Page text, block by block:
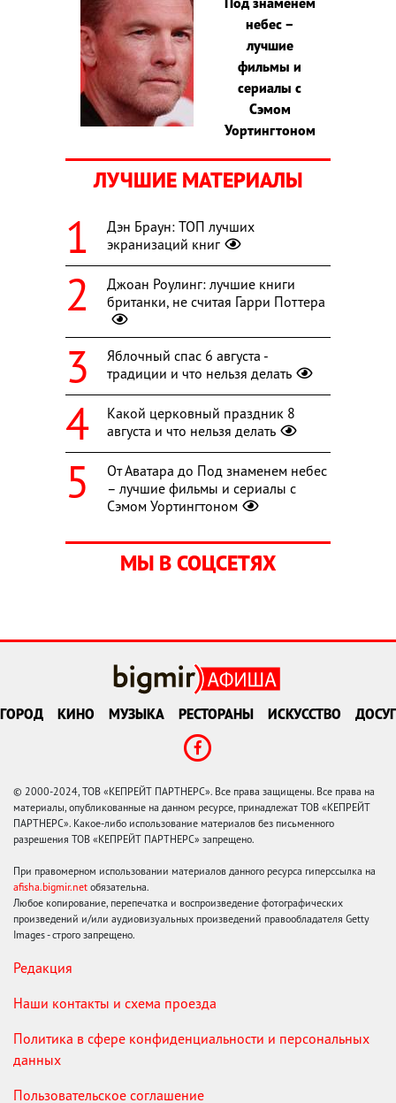
небес –
лучшие
фильмы и
сериалы с
Сэмом
Уортингтоном
ЛУЧШИЕ МАТЕРИАЛЫ
Дэн Браун: ТОП лучших
экранизаций книг
Джоан Роулинг: лучшие книги
британки, не считая Гарри Поттера
Яблочный спас 6 августа -
традиции и что нельзя делать
Какой церковный праздник 8
августа и что нельзя делать
От Аватара до Под знаменем небес
– лучшие фильмы и сериалы с
Сэмом Уортингтоном
МЫ В СОЦСЕТЯХ
ГОРОД КИНО МУЗЫКА РЕСТОРАНЫ ИСКУССТВО ДОСУГ
© 2000-2024, ТОВ «КЕПРЕЙТ ПАРТНЕРС». Все права защищены. Все права на
материалы, опубликованные на данном ресурсе, принадлежат ТОВ «КЕПРЕЙТ
ПАРТНЕРС». Какое-либо использование материалов без письменного
разрешения ТОВ «КЕПРЕЙТ ПАРТНЕРС» запрещено.
При правомерном использовании материалов данного ресурса гиперссылка на
afisha.bigmir.net обязательна.
Любое копирование, перепечатка и воспроизведение фотографических
произведений и/или аудиовизуальных произведений правообладателя Getty
Images - строго запрещено.
Редакция
Наши контакты и схема проезда
Политика в сфере конфиденциальности и персональных
данных
Пользовательское соглашение